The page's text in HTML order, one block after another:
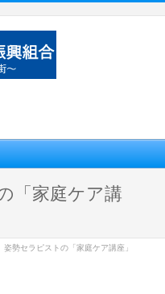
「家庭ケア講
姿勢セラピストの「家庭ケア講座」